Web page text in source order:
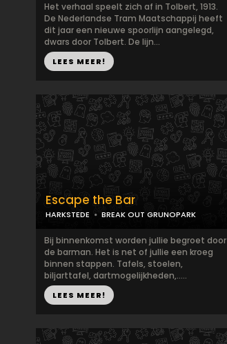
Het verhaal speelt zich af in Tolbert, 1913.
De Nederlandse Tram Maatschappij heeft
dit jaar een nieuwe spoorlijn aangelegd,
dwars door Tolbert. De lijn...
LEES MEER!
Escape the Bar
HARKSTEDE BREAK OUT GRUNOPARK
Bij binnenkomst worden jullie begroet door
de barman. Het is net of jullie een kroeg
binnen stappen. Tafels, stoelen,
biljarttafel, dartmogelijkheden,.....
LEES MEER!